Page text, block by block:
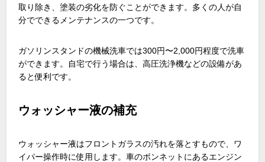
取り除き、塗装の劣化を防ぐことができます。多くの人が自
分でできるメンテナンスの一つです。
ガソリンスタンドの機械洗車では300円〜2,000円程度で洗車
ができます。自宅で行う場合は、高圧洗浄機などの設備があ
ると便利です。
ウォッシャー液の補充
ウォッシャー液はフロントガラスの汚れを落とすもので、ワ
イパー操作時に使用します。車のボンネットにあるエンジン